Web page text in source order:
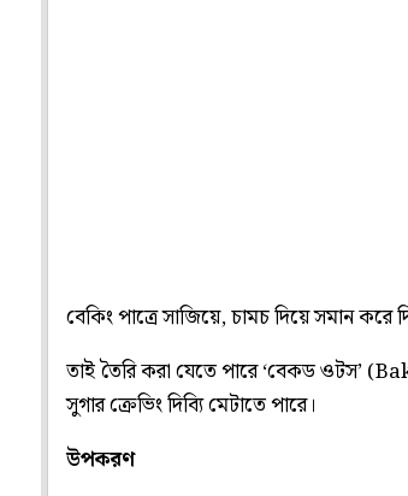
বেকিং পাত্রে সাজিয়ে, চামচ দিয়ে সমান
তাই তৈরি করা যেতে পারে ‘বেকড ওটস’
সুগার ক্রেভিং দিব্যি মেটাতে পারে।
উপকরণ